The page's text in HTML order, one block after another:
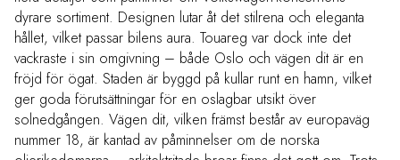
dyrare sortiment. Designen lutar åt det stilrena och eleganta
hållet, vilket passar bilens aura. Touareg var dock inte det
vackraste i sin omgivning – både Oslo och vägen dit är en
fröjd för ögat. Staden är byggd på kullar runt en hamn, vilket
ger goda förutsättningar för en oslagbar utsikt över
solnedgången. Vägen dit, vilken främst består av europaväg
nummer 18, är kantad av påminnelser om de norska